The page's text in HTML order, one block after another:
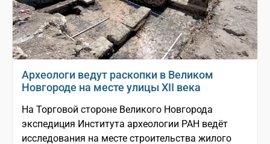
Археологи ведут раскопки в Великом
Новгороде на месте улицы XII века
На Торговой стороне Великого Новгорода
экспедиция Института археологии РАН ведёт
исследования на месте строительства жилого